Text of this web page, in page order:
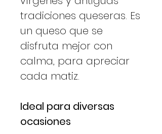
tradiciones queseras. Es
un queso que se
disfruta mejor con
calma, para apreciar
cada matiz.
Ideal para diversas
ocasiones